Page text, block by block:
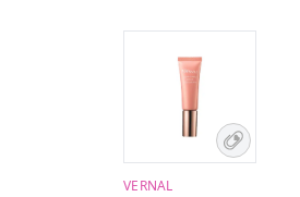
VERNAL